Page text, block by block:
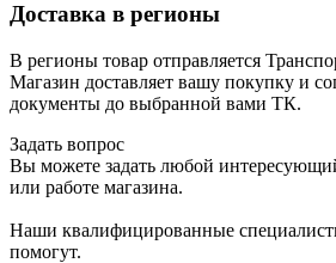
Доставка в регионы
В регионы товар отправляется
Магазин доставляет вашу покупку и
документы до выбранной вами ТК.
Задать вопрос
Вы можете задать любой
или работе магазина.
Наши квалифицированные
помогут.